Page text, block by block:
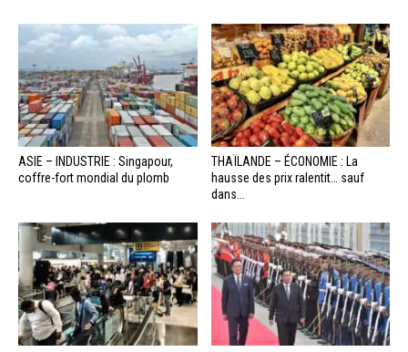
ASIE – INDUSTRIE : Singapour,
coffre-fort mondial du plomb
THAÏLANDE – ÉCONOMIE : La
hausse des prix ralentit… sauf
dans...